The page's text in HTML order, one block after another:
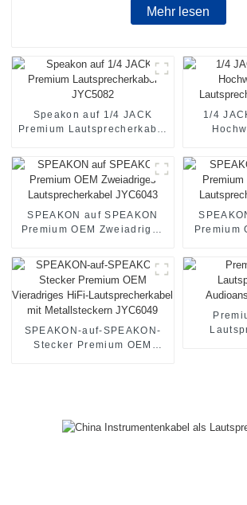
Mehr lesen
Speakon auf 1/4 JACK
Premium Lautsprecherkabel
1/4
SPEAKON auf SPEAKON
Premium OEM Zweiadriges
Premium
SPEAKON-auf-SPEAKON-
Stecker Premium OEM